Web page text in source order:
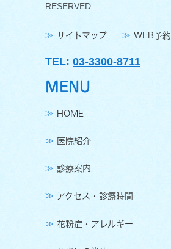
RESERVED.
サイトマップ WEB予約
TEL: 03-3300-8711
MENU
HOME
医院紹介
診療案内
アクセス・診療時間
花粉症・アレルギー